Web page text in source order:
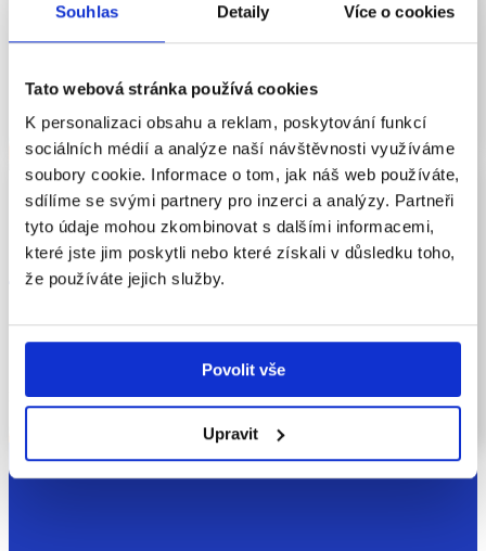
Souhlas Detaily Více o cookies
Tato webová stránka používá cookies
K personalizaci obsahu a reklam, poskytování funkcí
sociálních médií a analýze naší návštěvnosti využíváme
soubory cookie. Informace o tom, jak náš web používáte,
sdílíme se svými partnery pro inzerci a analýzy. Partneři
tyto údaje mohou zkombinovat s dalšími informacemi,
které jste jim poskytli nebo které získali v důsledku toho,
že používáte jejich služby.
Povolit vše
Upravit
s celkovým vývojem dítěte. Zrcadlí emocionální prožívání,
kognitivní myšlení a také motorické...
ČÍST VÍCE
Dětský svět výtvarných pomůcek. Jaké
jsou vhodné a kdy?
Fixy, tužky, pastelky, vodovky… všechny patří do světa
dětských výtvarných pomůcek. Tvoření představuje jednu
z nejdůležitějších dětských aktivit a...